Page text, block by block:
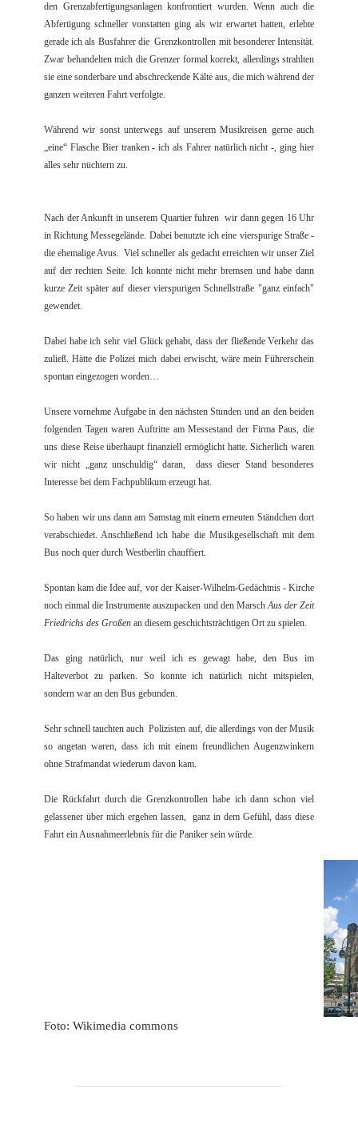
den Grenzabfertigungsanlagen konfrontiert wurden. Wenn auch die
Abfertigung schneller vonstatten ging als wir erwartet hatten, erlebte
gerade ich als Busfahrer die Grenzkontrollen mit besonderer Intensität.
Zwar behandelten mich die Grenzer formal korrekt, allerdings strahlten
sie eine sonderbare und abschreckende Kälte aus, die mich während der
ganzen weiteren Fahrt verfolgte.
Während wir sonst unterwegs auf unserem Musikreisen gerne auch
„eine“ Flasche Bier tranken - ich als Fahrer natürlich nicht -, ging hier
alles sehr nüchtern zu.
Nach der Ankunft in unserem Quartier fuhren wir dann gegen 16 Uhr
in Richtung Messegelände. Dabei benutzte ich eine vierspurige Straße -
die ehemalige Avus. Viel schneller als gedacht erreichten wir unser Ziel
auf der rechten Seite. Ich konnte nicht mehr bremsen und habe dann
kurze Zeit später auf dieser vierspurigen Schnellstraße "ganz einfach"
gewendet.
Dabei habe ich sehr viel Glück gehabt, dass der fließende Verkehr das
zuließ. Hätte die Polizei mich dabei erwischt, wäre mein Führerschein
spontan eingezogen worden…
Unsere vornehme Aufgabe in den nächsten Stunden und an den beiden
folgenden Tagen waren Auftritte am Messestand der Firma Paus, die
uns diese Reise überhaupt finanziell ermöglicht hatte. Sicherlich waren
wir nicht „ganz unschuldig“ daran, dass dieser Stand besonderes
Interesse bei dem Fachpublikum erzeugt hat.
So haben wir uns dann am Samstag mit einem erneuten Ständchen dort
verabschiedet. Anschließend ich habe die Musikgesellschaft mit dem
Bus noch quer durch Westberlin chauffiert.
Spontan kam die Idee auf, vor der Kaiser-Wilhelm-Gedächtnis - Kirche
noch einmal die Instrumente auszupacken und den MarschAus der Zeit
Friedrichs des Großen an diesem geschichtsträchtigen Ort zu spielen.
Das ging natürlich, nur weil ich es gewagt habe, den Bus im
Halteverbot zu parken. So konnte ich natürlich nicht mitspielen,
sondern war an den Bus gebunden.
Sehr schnell tauchten auch Polizisten auf, die allerdings von der Musik
so angetan waren, dass ich mit einem freundlichen Augenzwinkern
ohne Strafmandat wiederum davon kam.
Die Rückfahrt durch die Grenzkontrollen habe ich dann schon viel
gelassener über mich ergehen lassen, ganz in dem Gefühl, dass diese
Fahrt ein Ausnahmeerlebnis für die Paniker sein würde.
Foto: Wikimedia commons